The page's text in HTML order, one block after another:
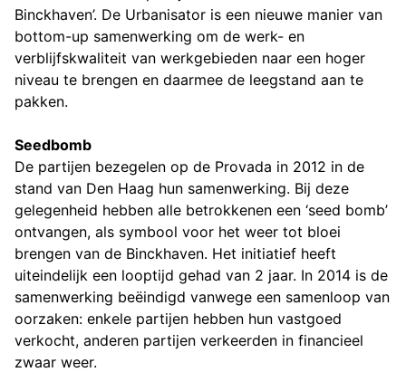
Binckhaven’. De Urbanisator is een nieuwe manier van
bottom-up samenwerking om de werk- en
verblijfskwaliteit van werkgebieden naar een hoger
niveau te brengen en daarmee de leegstand aan te
pakken.
Seedbomb
De partijen bezegelen op de Provada in 2012 in de
stand van Den Haag hun samenwerking. Bij deze
gelegenheid hebben alle betrokkenen een ‘seed bomb’
ontvangen, als symbool voor het weer tot bloei
brengen van de Binckhaven. Het initiatief heeft
uiteindelijk een looptijd gehad van 2 jaar. In 2014 is de
samenwerking beëindigd vanwege een samenloop van
oorzaken: enkele partijen hebben hun vastgoed
verkocht, anderen partijen verkeerden in financieel
zwaar weer.